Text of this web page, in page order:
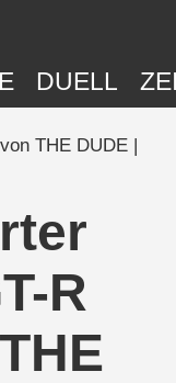
DUELL
THE DUDE |
R